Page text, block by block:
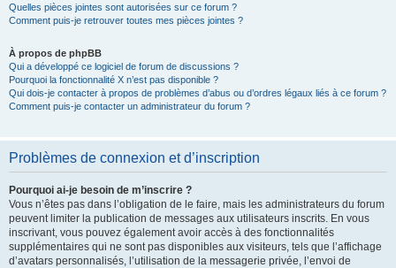
Quelles pièces jointes sont autorisées sur ce forum ?
Comment puis-je retrouver toutes mes pièces jointes ?
À propos de phpBB
Qui a développé ce logiciel de forum de discussions ?
Pourquoi la fonctionnalité X n’est pas disponible ?
Qui dois-je contacter à propos de problèmes d’abus ou d’ordres légaux liés à ce forum ?
Comment puis-je contacter un administrateur du forum ?
Problèmes de connexion et d’inscription
Pourquoi ai-je besoin de m’inscrire ?
Vous n’êtes pas dans l’obligation de le faire, mais les administrateurs du forum
peuvent limiter la publication de messages aux utilisateurs inscrits. En vous
inscrivant, vous pouvez également avoir accès à des fonctionnalités
supplémentaires qui ne sont pas disponibles aux visiteurs, tels que l’affichage
d’avatars personnalisés, l’utilisation de la messagerie privée, l’envoi de